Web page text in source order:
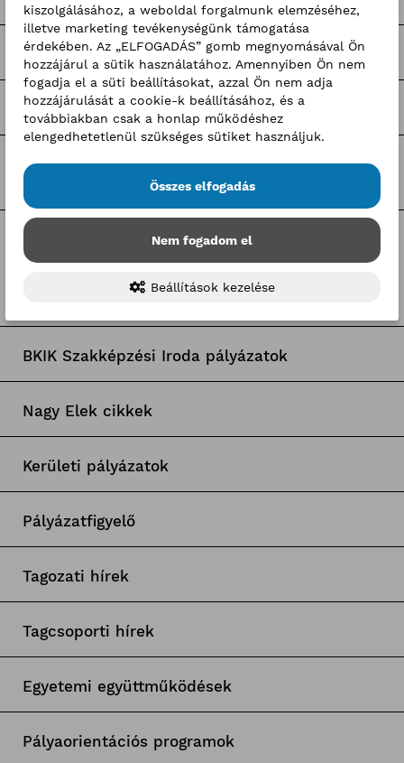
Pályaorientációs programok
Hír-mix
BKIK hírek
Címkék
BKIK Szakképzési Iroda pályázatok
Nagy Elek cikkek
Kerületi pályázatok
Pályázatfigyelő
Tagozati hírek
Tagcsoporti hírek
Egyetemi együttműködések
Pályaorientációs programok
kiszolgálásához, a weboldal forgalmunk elemzéséhez,
illetve marketing tevékenységünk támogatása
érdekében. Az „ELFOGADÁS” gomb megnyomásával Ön
hozzájárul a sütik használatához. Amennyiben Ön nem
fogadja el a süti beállításokat, azzal Ön nem adja
hozzájárulását a cookie-k beállításához, és a
továbbiakban csak a honlap működéshez
elengedhetetlenül szükséges sütiket használjuk.
Összes elfogadás
Nem fogadom el
Beállítások kezelése